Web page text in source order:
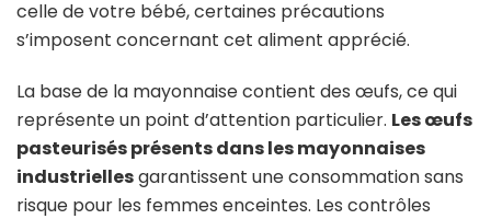
celle de votre bébé, certaines précautions
s’imposent concernant cet aliment apprécié.
La base de la mayonnaise contient des œufs, ce qui
représente un point d’attention particulier. Les œufs
pasteurisés présents dans les mayonnaises
industriellesgarantissent une consommation sans
risque pour les femmes enceintes. Les contrôles